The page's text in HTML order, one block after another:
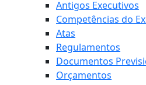
Antigos Executivos
Competências do
Atas
Regulamentos
Documentos
Orçamentos